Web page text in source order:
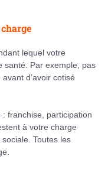
lequel votre
santé. Par exemple, pas
d’avoir cotisé
franchise, participation
à votre charge
Toutes les